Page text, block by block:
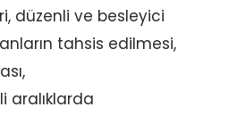
düzenli ve besleyici
tahsis edilmesi,
aralıklarda